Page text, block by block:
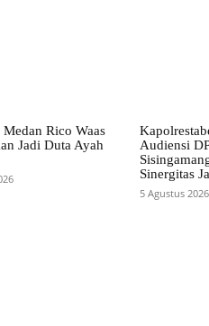
Rico Waas
Jadi Duta Ayah
Audiensi
Sinergitas
5 Agustus 2026